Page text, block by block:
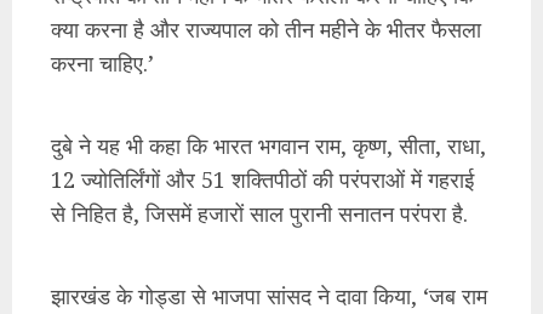
क्या करना है और राज्यपाल को तीन महीने के भीतर फैसला
करना चाहिए.’
दुबे ने यह भी कहा कि भारत भगवान राम, कृष्ण, सीता, राधा,
12 ज्योतिर्लिंगों और 51 शक्तिपीठों की परंपराओं में गहराई
से निहित है, जिसमें हजारों साल पुरानी सनातन परंपरा है.
झारखंड के गोड्डा से भाजपा सांसद ने दावा किया, ‘जब राम